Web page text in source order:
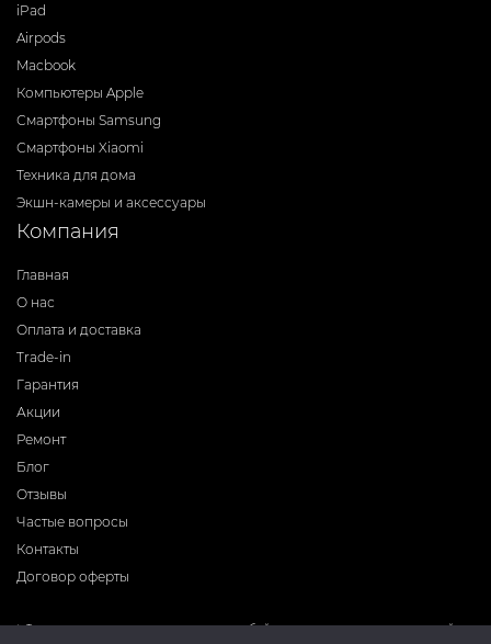
iPad
Airpods
Macbook
Компьютеры Apple
Смартфоны Samsung
Смартфоны Xiaomi
Техника для дома
Экшн-камеры и аксессуары
Компания
Главная
О нас
Оплата и доставка
Trade-in
Гарантия
Акции
Ремонт
Блог
Отзывы
Частые вопросы
Контакты
Договор оферты
* Фирма-производитель оставляет за собой право на внесение изменений в